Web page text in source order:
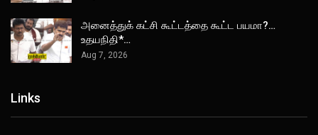
அனைத்துக் கட்சி கூட்டத்தை கூட்ட பயமா?…
உதயநிதி*…
Aug 7, 2026
Links